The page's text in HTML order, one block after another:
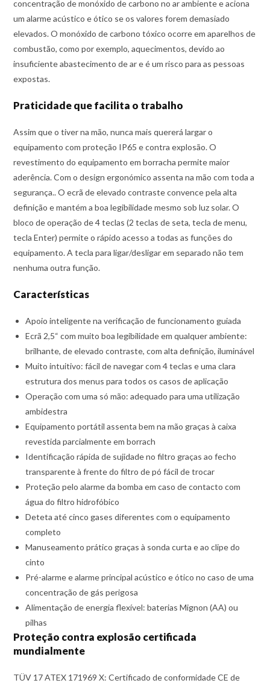
concentração de monóxido de carbono no ar ambiente e aciona
um alarme acústico e ótico se os valores forem demasiado
elevados. O monóxido de carbono tóxico ocorre em aparelhos de
combustão, como por exemplo, aquecimentos, devido ao
insuficiente abastecimento de ar e é um risco para as pessoas
expostas.
Praticidade que facilita o trabalho
Assim que o tiver na mão, nunca mais quererá largar o
equipamento com proteção IP65 e contra explosão. O
revestimento do equipamento em borracha permite maior
aderência. Com o design ergonómico assenta na mão com toda a
segurança.. O ecrã de elevado contraste convence pela alta
definição e mantém a boa legibilidade mesmo sob luz solar. O
bloco de operação de 4 teclas (2 teclas de seta, tecla de menu,
tecla Enter) permite o rápido acesso a todas as funções do
equipamento. A tecla para ligar/desligar em separado não tem
nenhuma outra função.
Características
Apoio inteligente na verificação de funcionamento guiada
Ecrã 2,5“ com muito boa legibilidade em qualquer ambiente:
brilhante, de elevado contraste, com alta definição, iluminável
Muito intuitivo: fácil de navegar com 4 teclas e uma clara
estrutura dos menus para todos os casos de aplicação
Operação com uma só mão: adequado para uma utilização
ambidestra
Equipamento portátil assenta bem na mão graças à caixa
revestida parcialmente em borrach
Identificação rápida de sujidade no filtro graças ao fecho
transparente à frente do filtro de pó fácil de trocar
Proteção pelo alarme da bomba em caso de contacto com
água do filtro hidrofóbico
Deteta até cinco gases diferentes com o equipamento
completo
Manuseamento prático graças à sonda curta e ao clipe do
cinto
Pré-alarme e alarme principal acústico e ótico no caso de uma
concentração de gás perigosa
Alimentação de energia flexível: baterias Mignon (AA) ou
pilhas
Proteção contra explosão certificada
mundialmente
TÜV 17 ATEX 171969 X: Certificado de conformidade CE de